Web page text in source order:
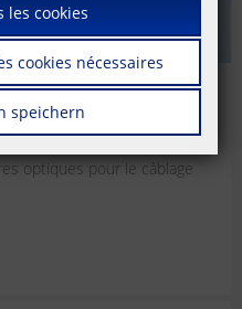
optiques pour le câblage
les cookies
cookies nécessaires
speichern